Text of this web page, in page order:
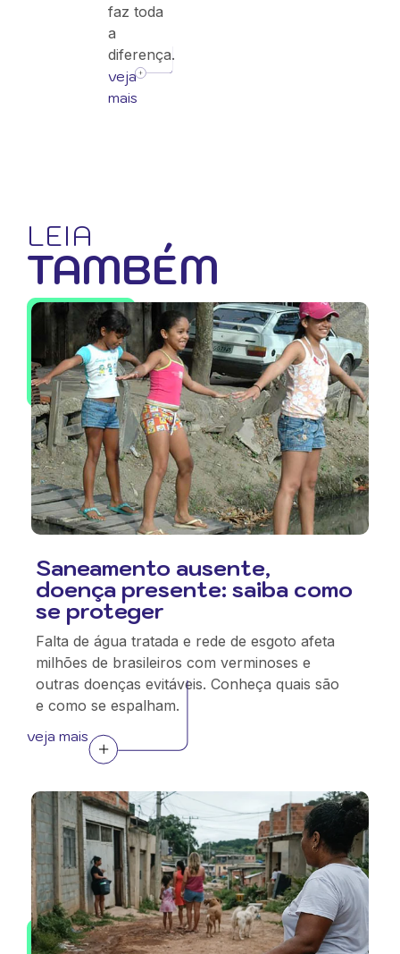
faz toda
a
diferença.
veja
mais
LEIA
TAMBÉM
Saneamento ausente,
doença presente: saiba como
se proteger
Falta de água tratada e rede de esgoto afeta
milhões de brasileiros com verminoses e
outras doenças evitáveis. Conheça quais são
e como se espalham.
veja mais